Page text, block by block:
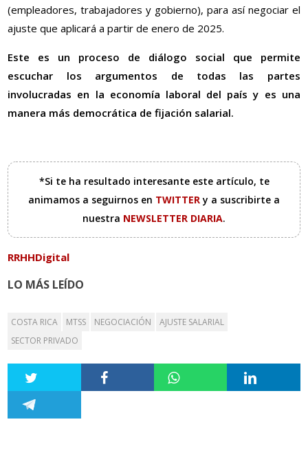
(empleadores, trabajadores y gobierno), para así negociar el
ajuste que aplicará a partir de enero de 2025.
Este es un proceso de diálogo social que permite
escuchar los argumentos de todas las partes
involucradas en la economía laboral del país y es una
manera más democrática de fijación salarial.
*Si te ha resultado interesante este artículo, te
animamos a seguirnos en TWITTERy a suscribirte a
nuestra NEWSLETTER DIARIA.
RRHHDigital
LO MÁS LEÍDO
COSTA RICA MTSS NEGOCIACIÓN
AJUSTE SALARIAL
SECTOR PRIVADO